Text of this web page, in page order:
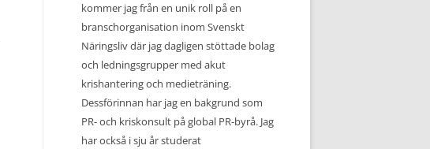
kommer jag från en unik roll på en
branschorganisation inom Svenskt
Näringsliv där jag dagligen stöttade bolag
och ledningsgrupper med akut
krishantering och medieträning.
Dessförinnan har jag en bakgrund som
PR- och kriskonsult på global PR-byrå. Jag
har också i sju år studerat